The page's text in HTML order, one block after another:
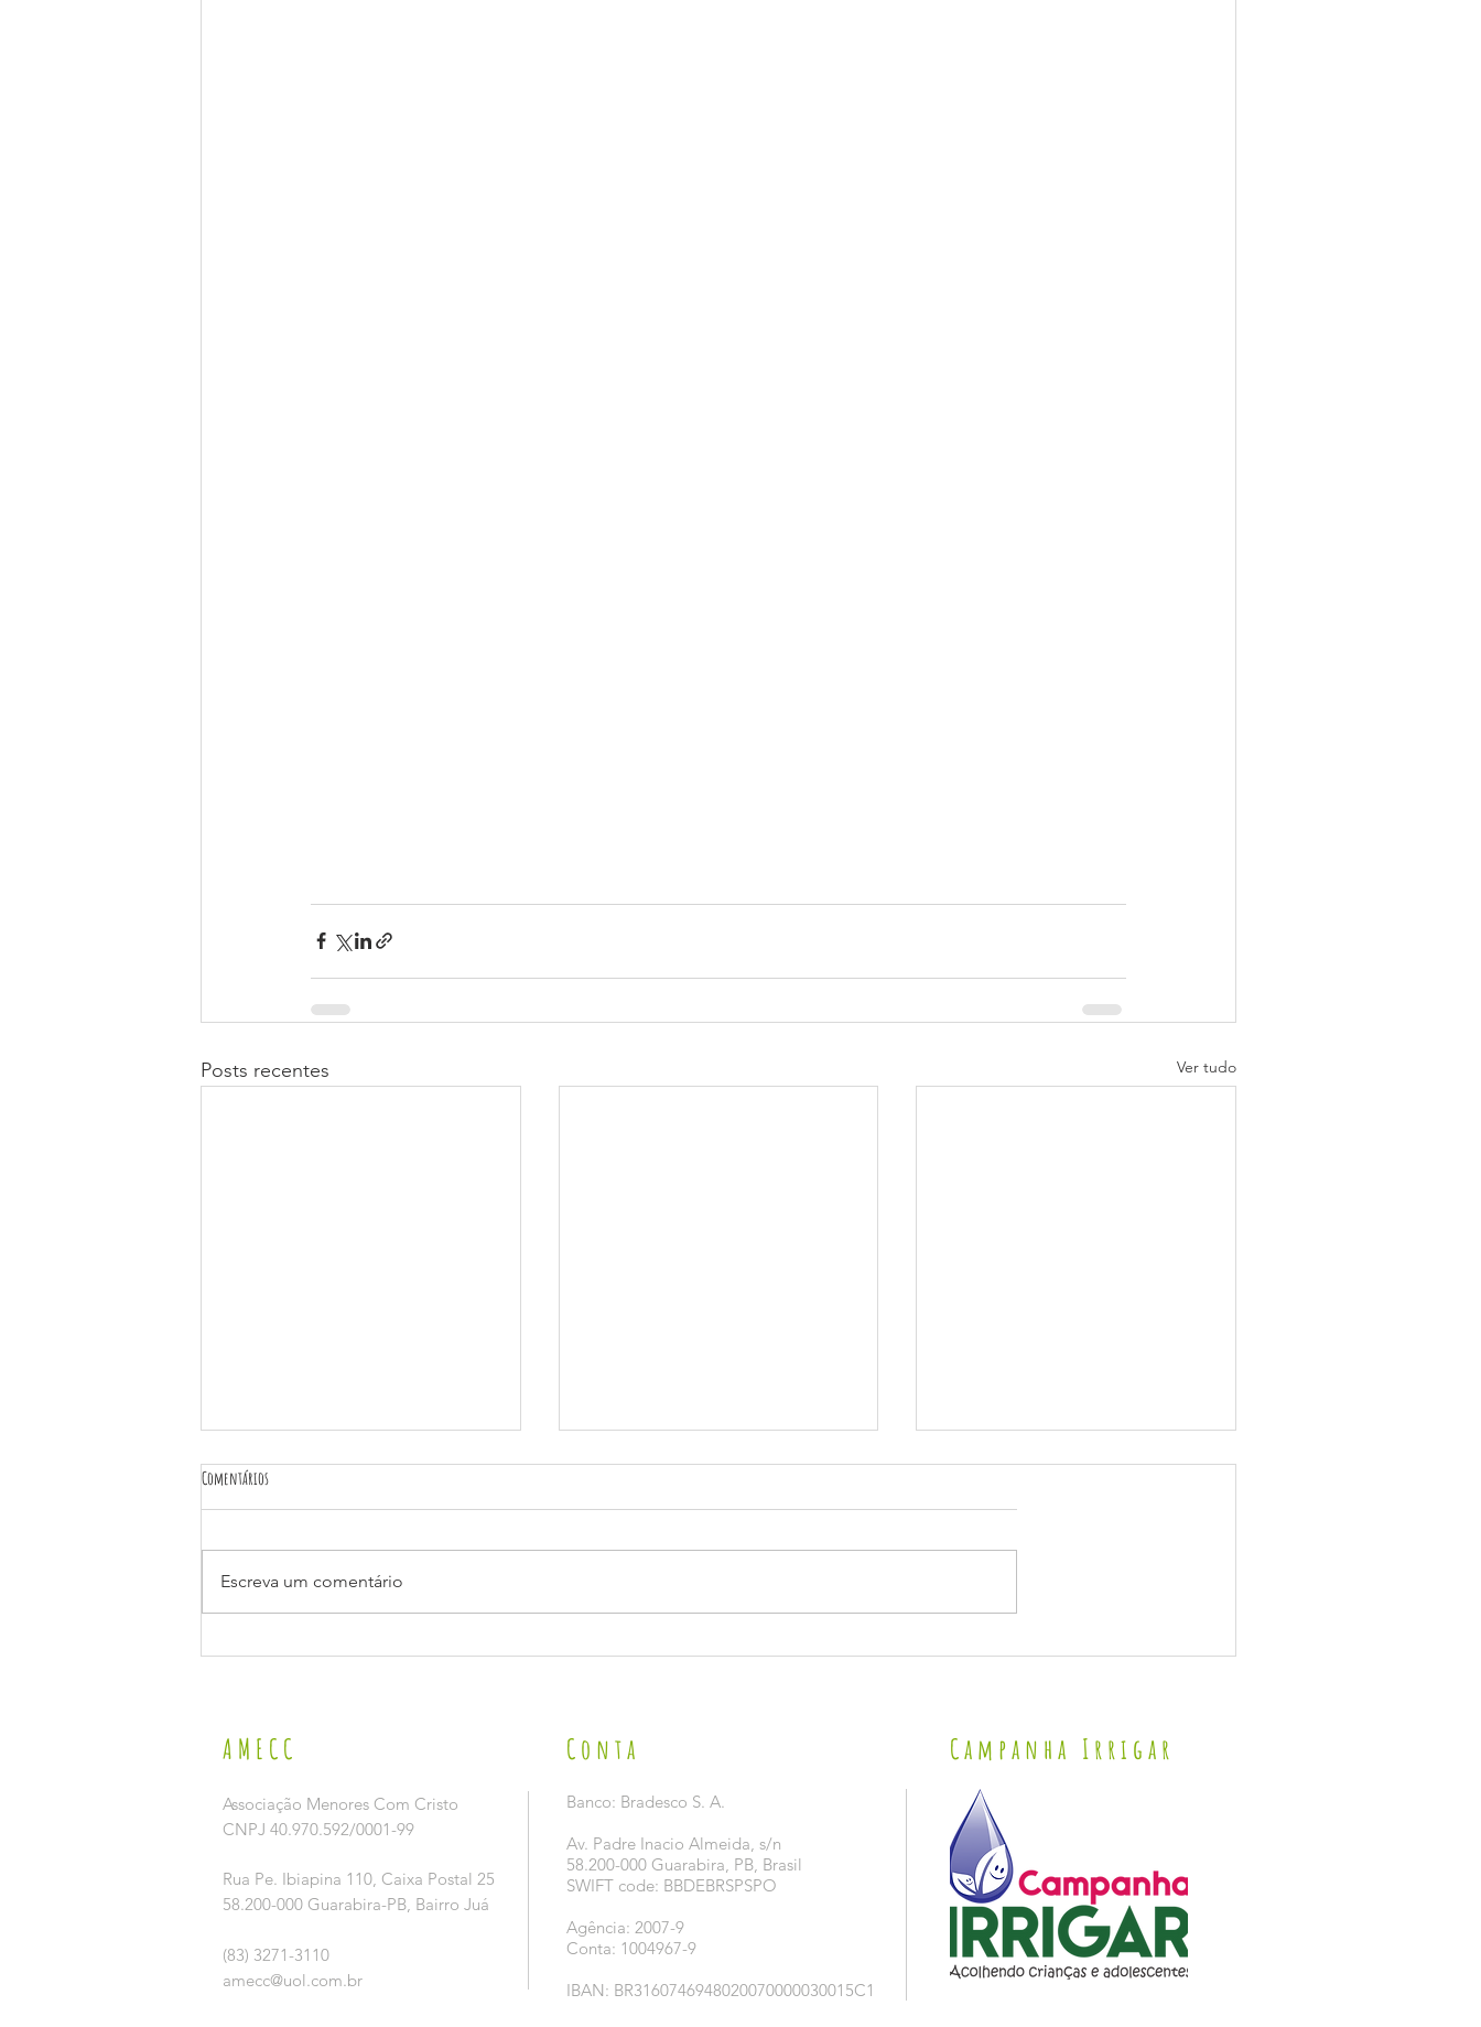
Posts recentes Ver tudo
Comentários
Escreva um comentário
AMECC
Associação Menores Com Cristo
CNPJ 40.970.592/0001-99
Rua Pe. Ibiapina 110, Caixa Postal 25
58.200-000 Guarabira-PB, Bairro Juá
(83) 3271-3110
amecc@uol.com.br
Conta
Banco: Bradesco S. A.
Av. Padre Inacio Almeida, s/n
58.200-000 Guarabira, PB, Brasil
SWIFT code: BBDEBRSPSPO
Agência: 2007-9
Conta: 1004967-9
IBAN: BR3160746948020070000030015C1
Campanha Irrigar